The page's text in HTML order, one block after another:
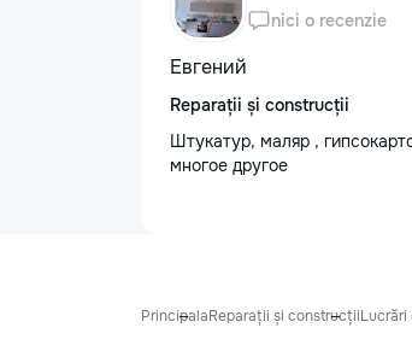
nici o recenzie
Евгений
Reparații și construcții
Штукатур, маляр ,
многое другое
PrincipalaReparații și construcții